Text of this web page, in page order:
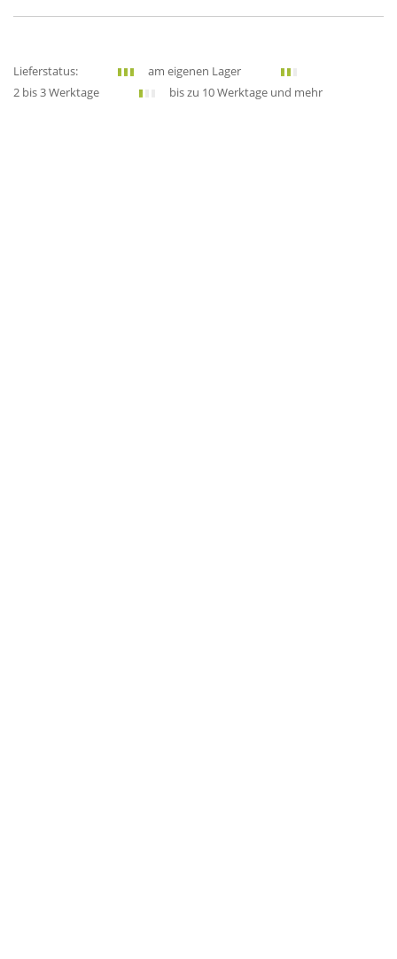
Lieferstatus:
am eigenen Lager
2 bis 3 Werktage
bis zu 10 Werktage und mehr